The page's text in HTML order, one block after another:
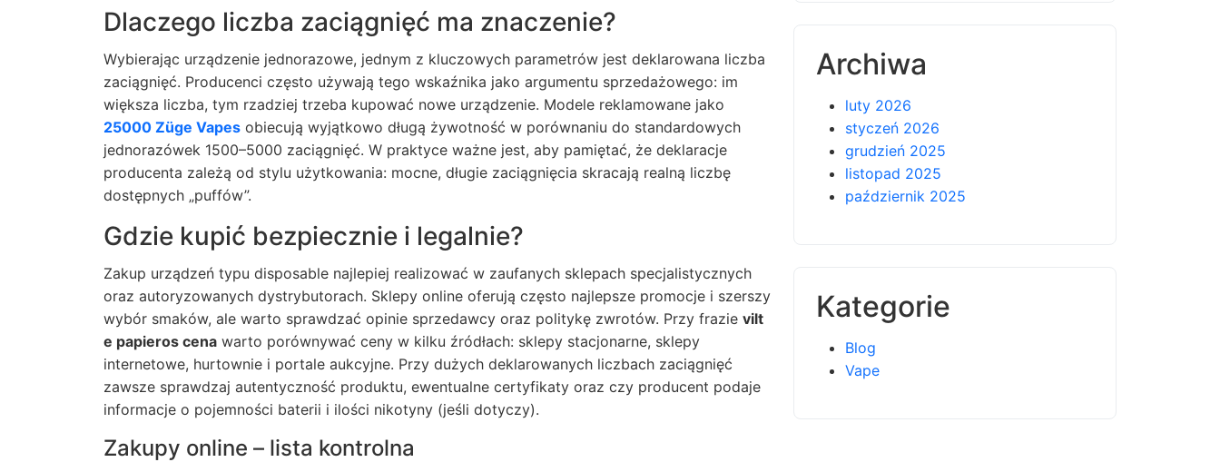
Dlaczego liczba zaciągnięć ma znaczenie?
Wybierając urządzenie jednorazowe, jednym z kluczowych parametrów jest deklarowana liczba
zaciągnięć. Producenci często używają tego wskaźnika jako argumentu sprzedażowego: im
większa liczba, tym rzadziej trzeba kupować nowe urządzenie. Modele reklamowane jako
25000 Züge Vapes obiecują wyjątkowo długą żywotność w porównaniu do standardowych
jednorazówek 1500–5000 zaciągnięć. W praktyce ważne jest, aby pamiętać, że deklaracje
producenta zależą od stylu użytkowania: mocne, długie zaciągnięcia skracają realną liczbę
dostępnych „puffów”.
Gdzie kupić bezpiecznie i legalnie?
Zakup urządzeń typu disposable najlepiej realizować w zaufanych sklepach specjalistycznych
oraz autoryzowanych dystrybutorach. Sklepy online oferują często najlepsze promocje i szerszy
wybór smaków, ale warto sprawdzać opinie sprzedawcy oraz politykę zwrotów. Przy frazie vilt
e papieros cena warto porównywać ceny w kilku źródłach: sklepy stacjonarne, sklepy
internetowe, hurtownie i portale aukcyjne. Przy dużych deklarowanych liczbach zaciągnięć
zawsze sprawdzaj autentyczność produktu, ewentualne certyfikaty oraz czy producent podaje
informacje o pojemności baterii i ilości nikotyny (jeśli dotyczy).
Zakupy online – lista kontrolna
Archiwa
luty 2026
styczeń 2026
grudzień 2025
listopad 2025
październik 2025
Kategorie
Blog
Vape